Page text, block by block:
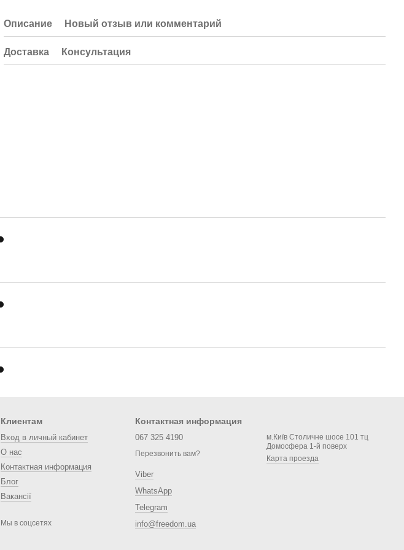
Описание Новый отзыв или комментарий
Доставка Консультация
Клиентам
Вход в личный кабинет
О нас
Контактная информация
Блог
Вакансії
Мы в соцсетях
Контактная информация
067 325 4190
Перезвонить вам?
Viber
WhatsApp
Telegram
info@freedom.ua
м.Київ Столичне шосе 101 тц
Домосфера 1-й поверх
Карта проезда